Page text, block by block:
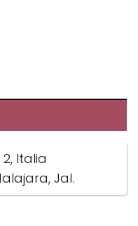
Italia
Jal.